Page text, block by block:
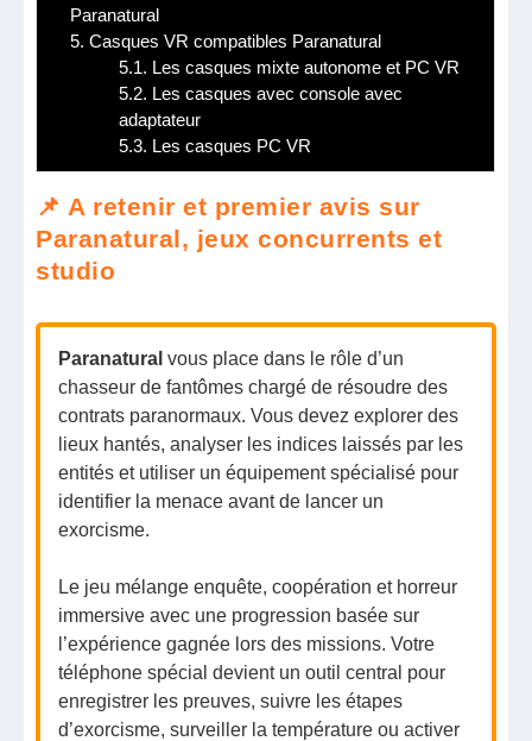
Paranatural
5. Casques VR compatibles Paranatural
5.1. Les casques mixte autonome et PC VR
5.2. Les casques avec console avec
adaptateur
5.3. Les casques PC VR
📌 A retenir et premier avis sur
Paranatural, jeux concurrents et
studio
Paranatural vous place dans le rôle d’un
chasseur de fantômes chargé de résoudre des
contrats paranormaux. Vous devez explorer des
lieux hantés, analyser les indices laissés par les
entités et utiliser un équipement spécialisé pour
identifier la menace avant de lancer un
exorcisme.
Le jeu mélange enquête, coopération et horreur
immersive avec une progression basée sur
l’expérience gagnée lors des missions. Votre
téléphone spécial devient un outil central pour
enregistrer les preuves, suivre les étapes
d’exorcisme, surveiller la température ou activer